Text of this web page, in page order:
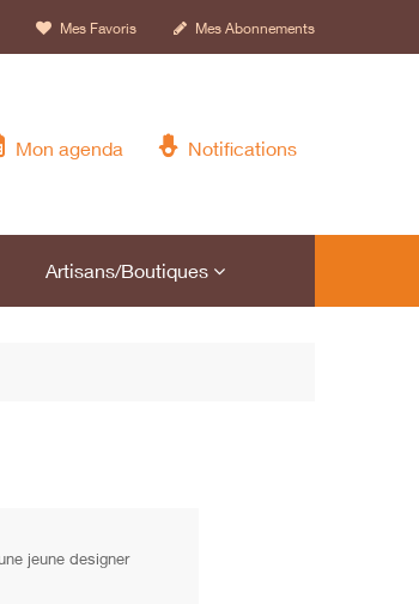
Mes Favoris Mes Abonnements
Mon agenda Notifications
Artisans/Boutiques
jeune designer